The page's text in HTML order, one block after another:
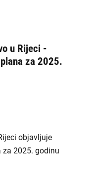
u Rijeci -
za 2025.
objavljuje
2025. godinu